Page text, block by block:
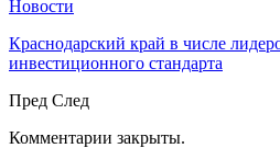
Новости
Краснодарский край в числе
инвестиционного стандарта
Пред След
Комментарии закрыты.